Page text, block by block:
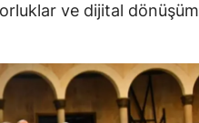
ve dijital dönüşüm